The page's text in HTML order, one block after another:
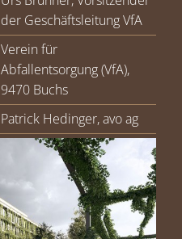
der Geschäftsleitung VfA
Verein für
Abfallentsorgung (VfA),
9470 Buchs
Patrick Hedinger, avo ag